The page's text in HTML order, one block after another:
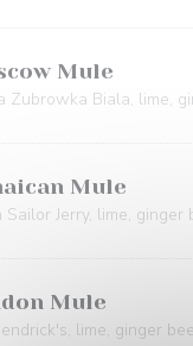
Mule
Zubrowka Biala, lime,
Mule
Sailor Jerry, lime,
Mule
lime, ginger